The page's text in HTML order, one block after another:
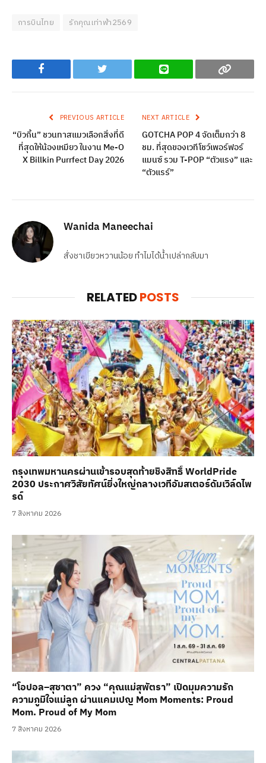
การบินไทย รักคุณเท่าฟ้า2569
Facebook Twitter Line Copy
PREVIOUS ARTICLE
“บิวกิ้น” ชวนทาสแมวเลือกสิ่งที่ดี
ที่สุดให้น้องเหมียว ในงาน Me-O
X Billkin Purrfect Day 2026
NEXT ARTICLE
GOTCHA POP 4 จัดเต็มกว่า 8
ชม. ที่สุดของเวทีโชว์เพอร์ฟอร์
แมนซ์ รวม T-POP “ตัวแรง” และ
“ตัวแรร์”
Wanida Maneechai
สั่งชาเขียวหวานน้อย ทำไมได้น้ำเปล่ากลับมา
RELATEDPOSTS
กรุงเทพมหานครผ่านเข้ารอบสุดท้ายชิงสิทธิ์ WorldPride
2030 ประกาศวิสัยทัศน์ยิ่งใหญ่กลางเวทีอัมสเตอร์ดัมเวิล์ดไพ
รด์
7 สิงหาคม 2026
“โอปอล–สุชาตา” ควง “คุณแม่สุพัตรา” เปิดมุมความรัก
ความภูมิใจแม่ลูก ผ่านแคมเปญ Mom Moments: Proud
Mom. Proud of My Mom
7 สิงหาคม 2026